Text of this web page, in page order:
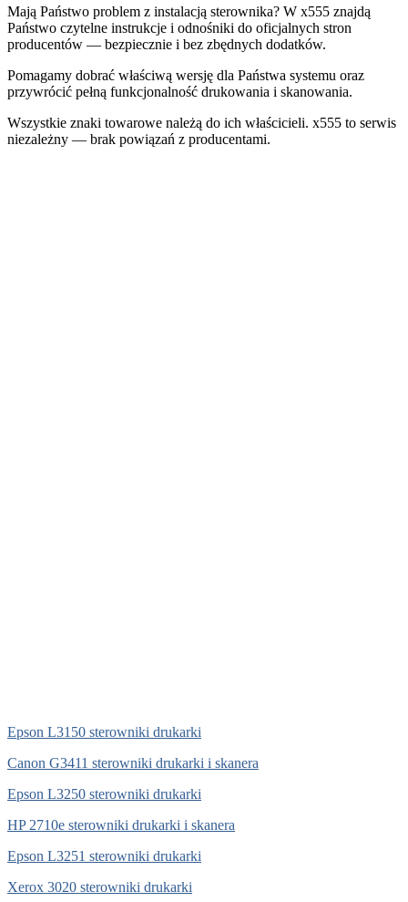
Mają Państwo problem z instalacją sterownika? W x555 znajdą
Państwo czytelne instrukcje i odnośniki do oficjalnych stron
producentów — bezpiecznie i bez zbędnych dodatków.
Pomagamy dobrać właściwą wersję dla Państwa systemu oraz
przywrócić pełną funkcjonalność drukowania i skanowania.
Wszystkie znaki towarowe należą do ich właścicieli. x555 to serwis
niezależny — brak powiązań z producentami.
Epson L3150 sterowniki drukarki
Canon G3411 sterowniki drukarki i skanera
Epson L3250 sterowniki drukarki
HP 2710e sterowniki drukarki i skanera
Epson L3251 sterowniki drukarki
Xerox 3020 sterowniki drukarki